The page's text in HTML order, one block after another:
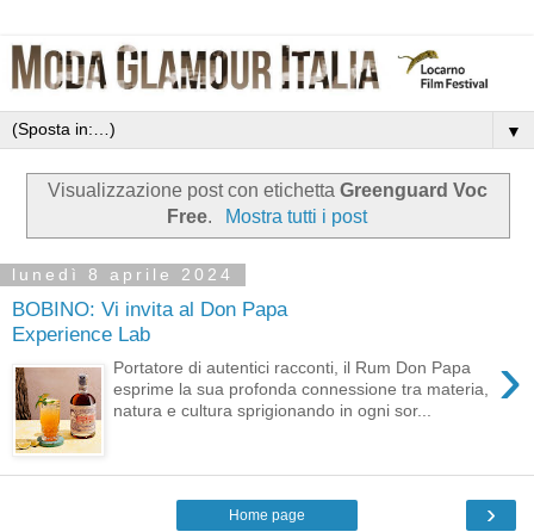
▼
Visualizzazione post con etichetta Greenguard Voc
Free. Mostra tutti i post
lunedì 8 aprile 2024
BOBINO: Vi invita al Don Papa
Experience Lab
›
Portatore di autentici racconti, il Rum Don Papa
esprime la sua profonda connessione tra materia,
natura e cultura sprigionando in ogni sor...
›
Home page